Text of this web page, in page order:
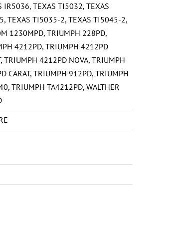
IR5036,TEXAS TI5032,TEXAS
,TEXAS TI5035-2,TEXAS TI5045-2,
1230MPD,TRIUMPH 228PD,
4212PD,TRIUMPH 4212PD
,TRIUMPH 4212PD NOVA,TRIUMPH
CARAT,TRIUMPH 912PD,TRIUMPH
,TRIUMPH TA4212PD,WALTHER